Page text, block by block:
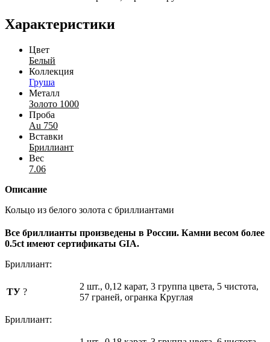
Характеристики
Цвет
Белый
Коллекция
Груша
Металл
Золото 1000
Проба
Au 750
Вставки
Бриллиант
Вес
7.06
Описание
Кольцо из белого золота с бриллиантами
Все бриллианты произведены в России. Камни весом более
0.5ct имеют сертификаты GIA.
Бриллиант:
ТУ ?
2 шт., 0,12 карат, 3 группа цвета, 5 чистота,
57 граней, огранка Круглая
Бриллиант: